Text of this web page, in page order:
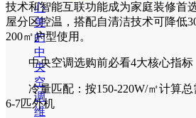
心
美
的
中
央
空
调
维
技术和智能互联功能成为家庭装修首
屋分区控温，搭配自清洁技术可降低
200㎡户型使用。
‌中央空调选购前必看4大核心指标‌
冷量匹配‌：按150-220W/㎡计算总
6-7匹外机